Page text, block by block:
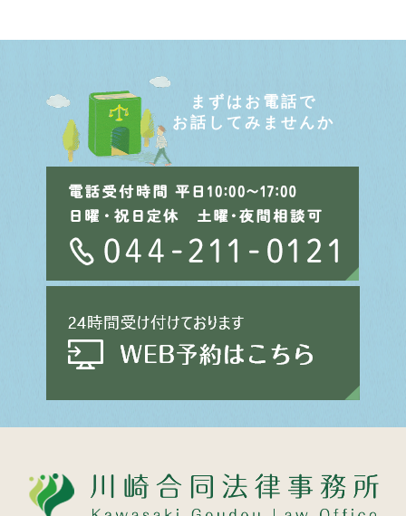
まずはお電話で
お話してみませんか